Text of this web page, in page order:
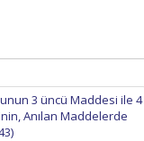
3 üncü Maddesi ile 4
Anılan Maddelerde